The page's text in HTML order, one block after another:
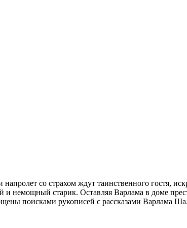
со страхом ждут таинственного гостя,
немощный старик. Оставляя Варлама в доме
поисками рукописей с рассказами Варлама